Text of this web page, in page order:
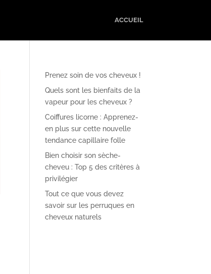
ACCUEIL
Prenez soin de vos cheveux !
Quels sont les bienfaits de la
vapeur pour les cheveux ?
Coiffures licorne : Apprenez-
en plus sur cette nouvelle
tendance capillaire folle
Bien choisir son sèche-
cheveu : Top 5 des critères à
privilégier
Tout ce que vous devez
savoir sur les perruques en
cheveux naturels